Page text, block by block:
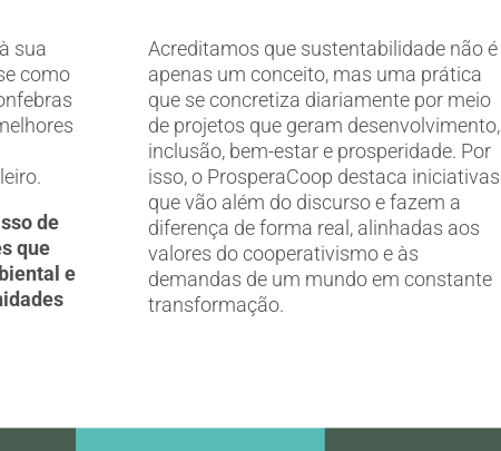
sua
como
de
que
e
Acreditamos que sustentabilidade não é
apenas um conceito, mas uma prática
que se concretiza diariamente por meio
de projetos que geram desenvolvimento,
inclusão, bem-estar e prosperidade. Por
isso, o ProsperaCoop destaca iniciativas
que vão além do discurso e fazem a
diferença de forma real, alinhadas aos
valores do cooperativismo e às
demandas de um mundo em constante
transformação.